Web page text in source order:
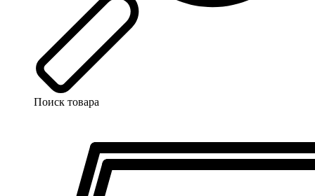
Поиск товара